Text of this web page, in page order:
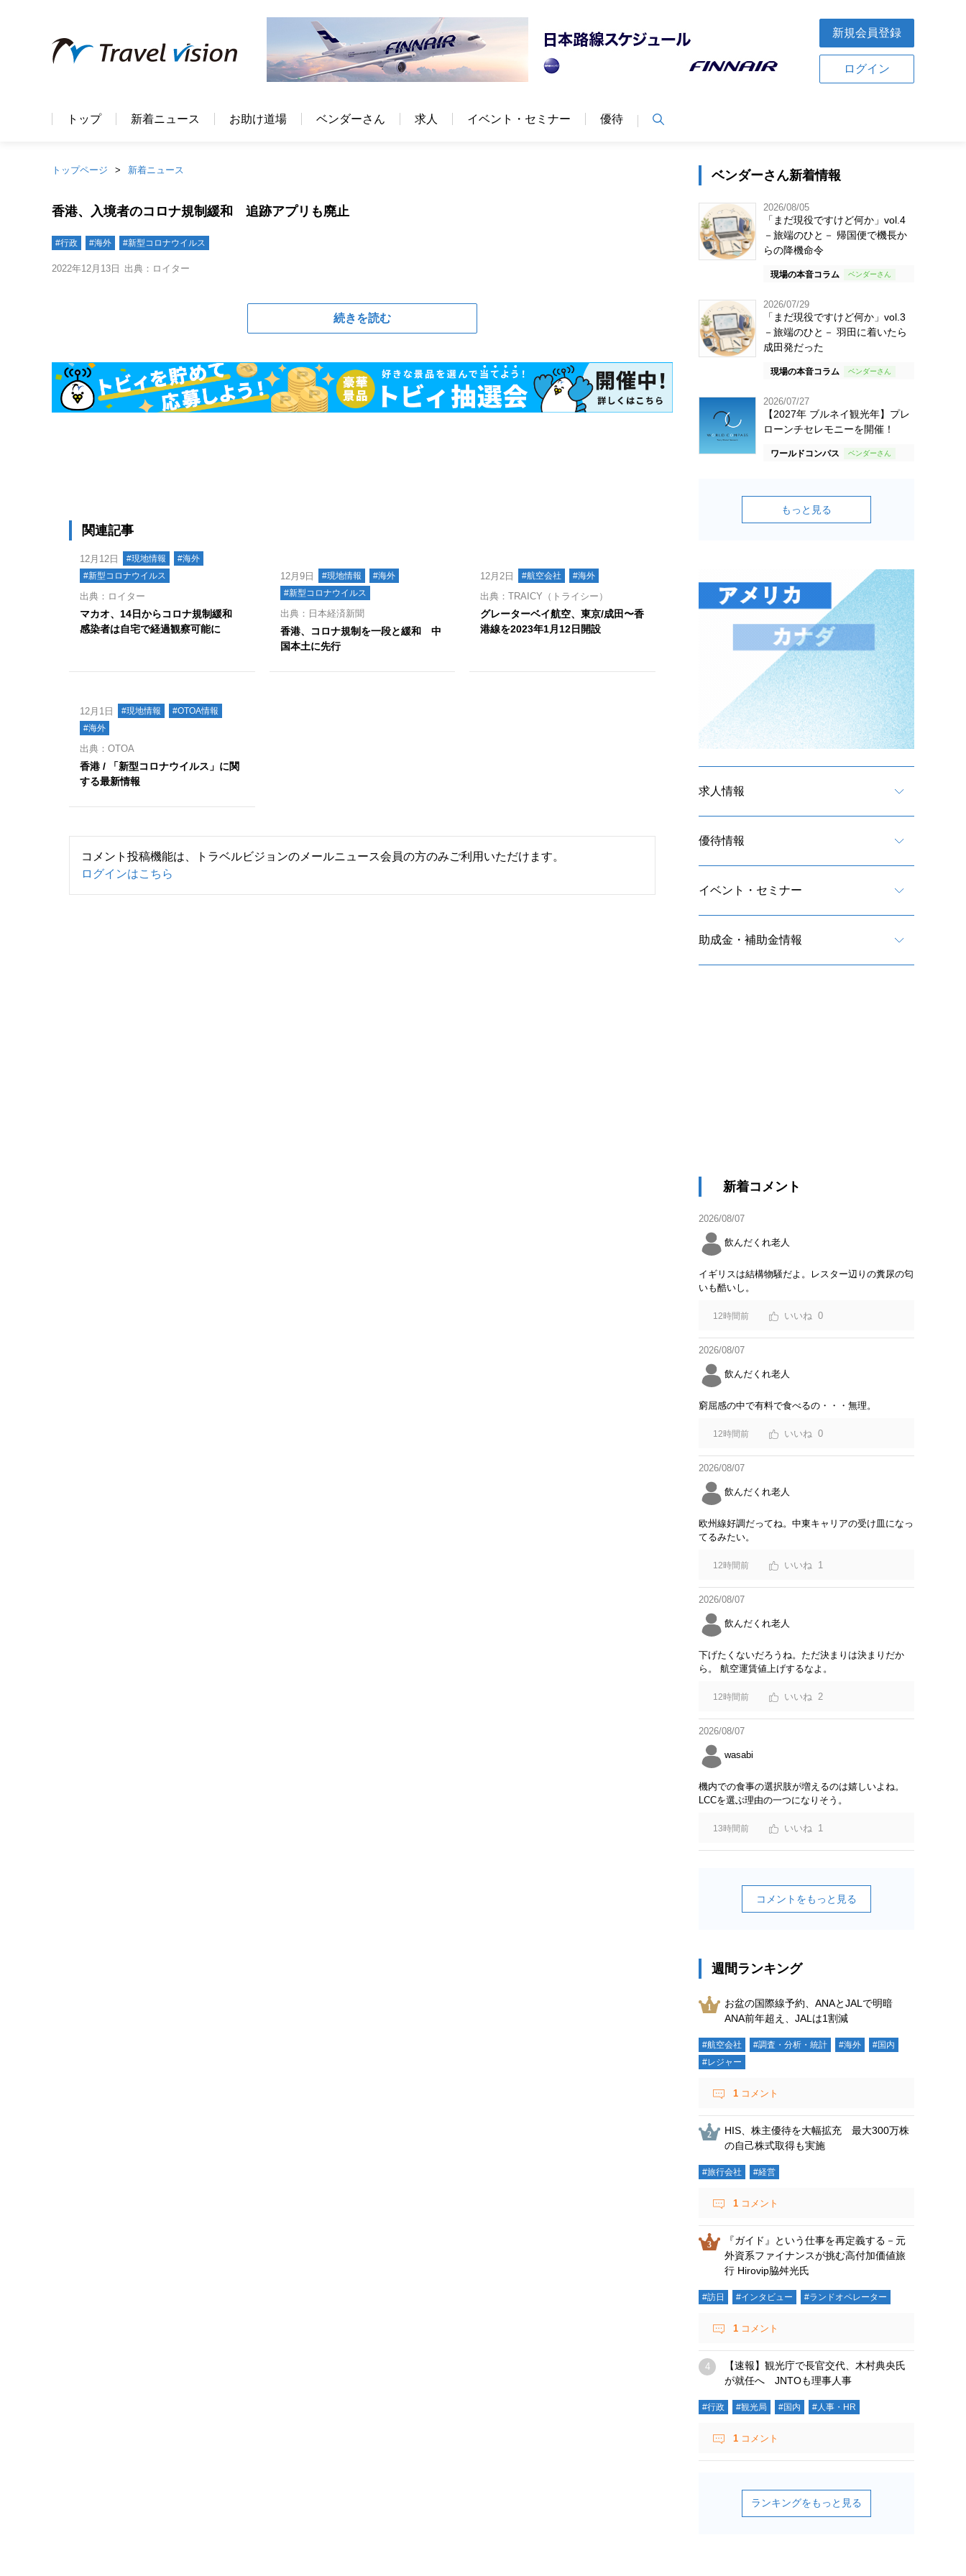
新規会員登録
ログイン
トップ 新着ニュース お助け道場 ベンダーさん 求人 イベント・セミナー 優待
トップページ 新着ニュース
香港、入境者のコロナ規制緩和 追跡アプリも廃止
#行政 #海外 #新型コロナウイルス
2022年12月13日 出典：ロイター
続きを読む
関連記事
12月12日 #現地情報
#海外
#新型コロナウイルス
出典：ロイター
マカオ、14日からコロナ規制緩和
感染者は自宅で経過観察可能に
12月9日 #現地情報
#海外
#新型コロナウイルス
出典：日本経済新聞
香港、コロナ規制を一段と緩和 中
国本土に先行
12月2日 #航空会社 #海外
出典：TRAICY（トライシー）
グレーターベイ航空、東京/成田〜香
港線を2023年1月12日開設
12月1日 #現地情報
#OTOA情報
#海外
出典：OTOA
香港 / 「新型コロナウイルス」に関
する最新情報
コメント投稿機能は、トラベルビジョンのメールニュース会員の方のみご利用いただけます。
ログインはこちら
ベンダーさん新着情報
2026/08/05
「まだ現役ですけど何か」vol.4
－旅端のひと－ 帰国便で機長か
らの降機命令
現場の本音コラム
2026/07/29
「まだ現役ですけど何か」vol.3
－旅端のひと－ 羽田に着いたら
成田発だった
現場の本音コラム
2026/07/27
【2027年 ブルネイ観光年】プレ
ローンチセレモニーを開催！
ワールドコンパス
もっと見る
求人情報
優待情報
イベント・セミナー
助成金・補助金情報
新着コメント
2026/08/07
飲んだくれ老人
イギリスは結構物騒だよ。レスター辺りの糞尿の匂
いも酷いし。
12時間前 0
2026/08/07
飲んだくれ老人
窮屈感の中で有料で食べるの・・・無理。
12時間前 0
2026/08/07
飲んだくれ老人
欧州線好調だってね。中東キャリアの受け皿になっ
てるみたい。
12時間前 1
2026/08/07
飲んだくれ老人
下げたくないだろうね。ただ決まりは決まりだか
ら。 航空運賃値上げするなよ。
12時間前 2
2026/08/07
wasabi
機内での食事の選択肢が増えるのは嬉しいよね。
LCCを選ぶ理由の一つになりそう。
13時間前 1
コメントをもっと見る
週間ランキング
お盆の国際線予約、ANAとJALで明暗
ANA前年超え、JALは1割減
#航空会社 #調査・分析・統計 #海外
#国内
#レジャー
1 コメント
HIS、株主優待を大幅拡充 最大300万株
の自己株式取得も実施
#旅行会社 #経営
1 コメント
『ガイド』という仕事を再定義する－元
外資系ファイナンスが挑む高付加価値旅
行 Hirovip脇舛光氏
#訪日 #インタビュー #ランドオペレーター
1 コメント
【速報】観光庁で長官交代、木村典央氏
が就任へ JNTOも理事人事
#行政 #観光局 #国内 #人事・HR
1 コメント